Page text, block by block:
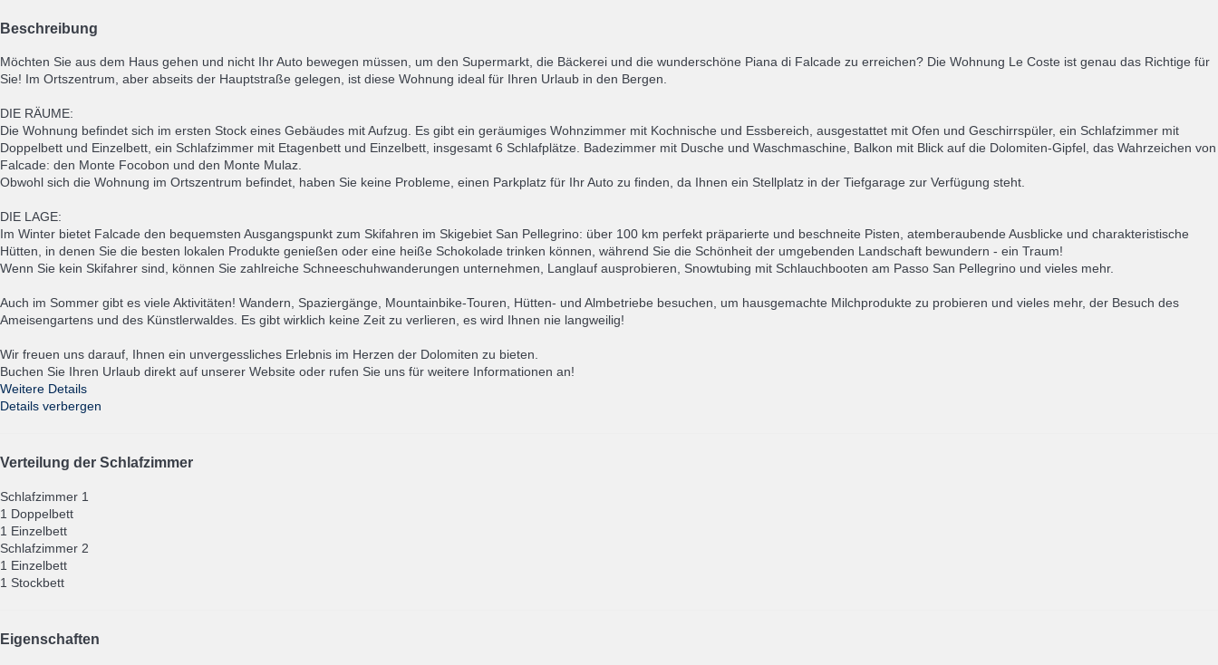
Beschreibung
Möchten Sie aus dem Haus gehen und nicht Ihr Auto bewegen müssen, um den Supermarkt, die Bäckerei und die wunderschöne Piana di Falcade zu erreichen? Die Wohnung Le Coste ist genau das Richtige für
Sie! Im Ortszentrum, aber abseits der Hauptstraße gelegen, ist diese Wohnung ideal für Ihren Urlaub in den Bergen.
DIE RÄUME:
Die Wohnung befindet sich im ersten Stock eines Gebäudes mit Aufzug. Es gibt ein geräumiges Wohnzimmer mit Kochnische und Essbereich, ausgestattet mit Ofen und Geschirrspüler, ein Schlafzimmer mit
Doppelbett und Einzelbett, ein Schlafzimmer mit Etagenbett und Einzelbett, insgesamt 6 Schlafplätze. Badezimmer mit Dusche und Waschmaschine, Balkon mit Blick auf die Dolomiten-Gipfel, das Wahrzeichen von
Falcade: den Monte Focobon und den Monte Mulaz.
Obwohl sich die Wohnung im Ortszentrum befindet, haben Sie keine Probleme, einen Parkplatz für Ihr Auto zu finden, da Ihnen ein Stellplatz in der Tiefgarage zur Verfügung steht.
DIE LAGE:
Im Winter bietet Falcade den bequemsten Ausgangspunkt zum Skifahren im Skigebiet San Pellegrino: über 100 km perfekt präparierte und beschneite Pisten, atemberaubende Ausblicke und charakteristische
Hütten, in denen Sie die besten lokalen Produkte genießen oder eine heiße Schokolade trinken können, während Sie die Schönheit der umgebenden Landschaft bewundern - ein Traum!
Wenn Sie kein Skifahrer sind, können Sie zahlreiche Schneeschuhwanderungen unternehmen, Langlauf ausprobieren, Snowtubing mit Schlauchbooten am Passo San Pellegrino und vieles mehr.
Auch im Sommer gibt es viele Aktivitäten! Wandern, Spaziergänge, Mountainbike-Touren, Hütten- und Almbetriebe besuchen, um hausgemachte Milchprodukte zu probieren und vieles mehr, der Besuch des
Ameisengartens und des Künstlerwaldes. Es gibt wirklich keine Zeit zu verlieren, es wird Ihnen nie langweilig!
Wir freuen uns darauf, Ihnen ein unvergessliches Erlebnis im Herzen der Dolomiten zu bieten.
Buchen Sie Ihren Urlaub direkt auf unserer Website oder rufen Sie uns für weitere Informationen an!
Weitere Details
Details verbergen
Verteilung der Schlafzimmer
Schlafzimmer 1
1 Doppelbett
1 Einzelbett
Schlafzimmer 2
1 Einzelbett
1 Stockbett
Eigenschaften